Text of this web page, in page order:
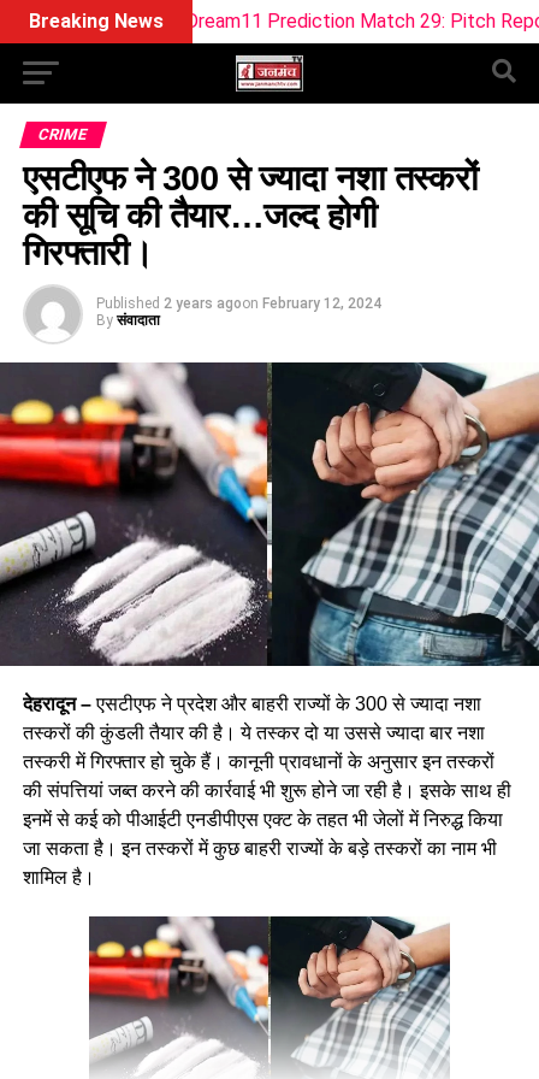
Breaking News
W Dream11 Prediction Match 29: Pitch Report, Playing 11,
CRIME
एसटीएफ ने 300 से ज्यादा नशा तस्करों
की सूचि की तैयार…जल्द होगी
गिरफ्तारी।
Published 2 years agoon February 12, 2024
By संवादाता
देहरादून –एसटीएफ ने प्रदेश और बाहरी राज्यों के 300 से ज्यादा नशा
तस्करों की कुंडली तैयार की है। ये तस्कर दो या उससे ज्यादा बार नशा
तस्करी में गिरफ्तार हो चुके हैं। कानूनी प्रावधानों के अनुसार इन तस्करों
की संपत्तियां जब्त करने की कार्रवाई भी शुरू होने जा रही है। इसके साथ ही
इनमें से कई को पीआईटी एनडीपीएस एक्ट के तहत भी जेलों में निरुद्ध किया
जा सकता है। इन तस्करों में कुछ बाहरी राज्यों के बड़े तस्करों का नाम भी
शामिल है।